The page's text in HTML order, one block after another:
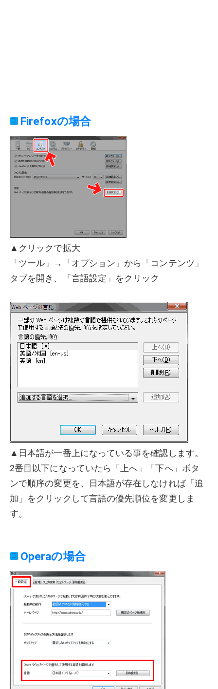
Firefoxの場合
▲クリックで拡大
「ツール」→「オプション」から「コンテンツ」
タブを開き、「言語設定」をクリック
▲日本語が一番上になっている事を確認します。
2番目以下になっていたら「上へ」「下へ」ボタ
ンで順序の変更を、日本語が存在しなければ「追
加」をクリックして言語の優先順位を変更しま
す。
Operaの場合